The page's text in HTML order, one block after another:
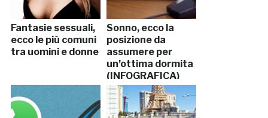
Fantasie sessuali,
ecco le più comuni
tra uomini e donne
Sonno, ecco la
posizione da
assumere per
un’ottima dormita
(INFOGRAFICA)